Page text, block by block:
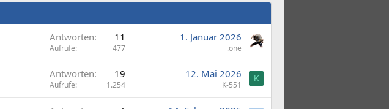
Antworten 11
Aufrufe 477
1. Januar 2026
.one
Antworten 19
Aufrufe 1.254
12. Mai 2026
K-551
K